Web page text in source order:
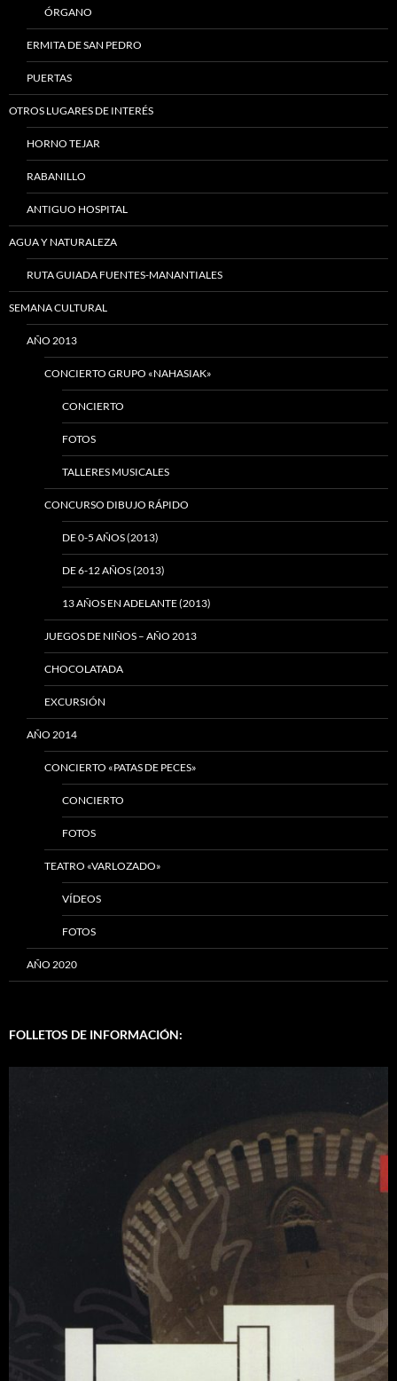
ÓRGANO
ERMITA DE SAN PEDRO
PUERTAS
OTROS LUGARES DE INTERÉS
HORNO TEJAR
RABANILLO
ANTIGUO HOSPITAL
AGUA Y NATURALEZA
RUTA GUIADA FUENTES-MANANTIALES
SEMANA CULTURAL
AÑO 2013
CONCIERTO GRUPO «NAHASIAK»
CONCIERTO
FOTOS
TALLERES MUSICALES
CONCURSO DIBUJO RÁPIDO
DE 0-5 AÑOS (2013)
DE 6-12 AÑOS (2013)
13 AÑOS EN ADELANTE (2013)
JUEGOS DE NIÑOS – AÑO 2013
CHOCOLATADA
EXCURSIÓN
AÑO 2014
CONCIERTO «PATAS DE PECES»
CONCIERTO
FOTOS
TEATRO «VARLOZADO»
VÍDEOS
FOTOS
AÑO 2020
FOLLETOS DE INFORMACIÓN: